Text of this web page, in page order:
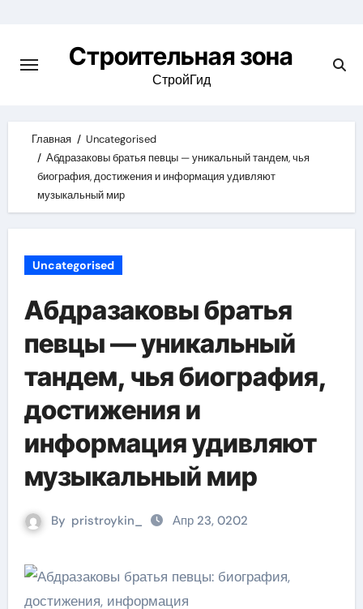
content
Строительная зона
СтройГид
Главная
Uncategorised
Абдразаковы братья певцы — уникальный тандем, чья
биография, достижения и информация удивляют
музыкальный мир
Uncategorised
Абдразаковы братья
певцы — уникальный
тандем, чья биография,
достижения и
информация удивляют
музыкальный мир
By pristroykin_ Апр 23, 0202